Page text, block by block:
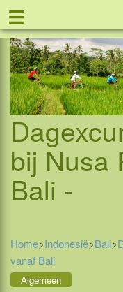
≡
bij Nusa
Bali -
Home>Indonesië>Bali>
vanaf Bali
Algemeen